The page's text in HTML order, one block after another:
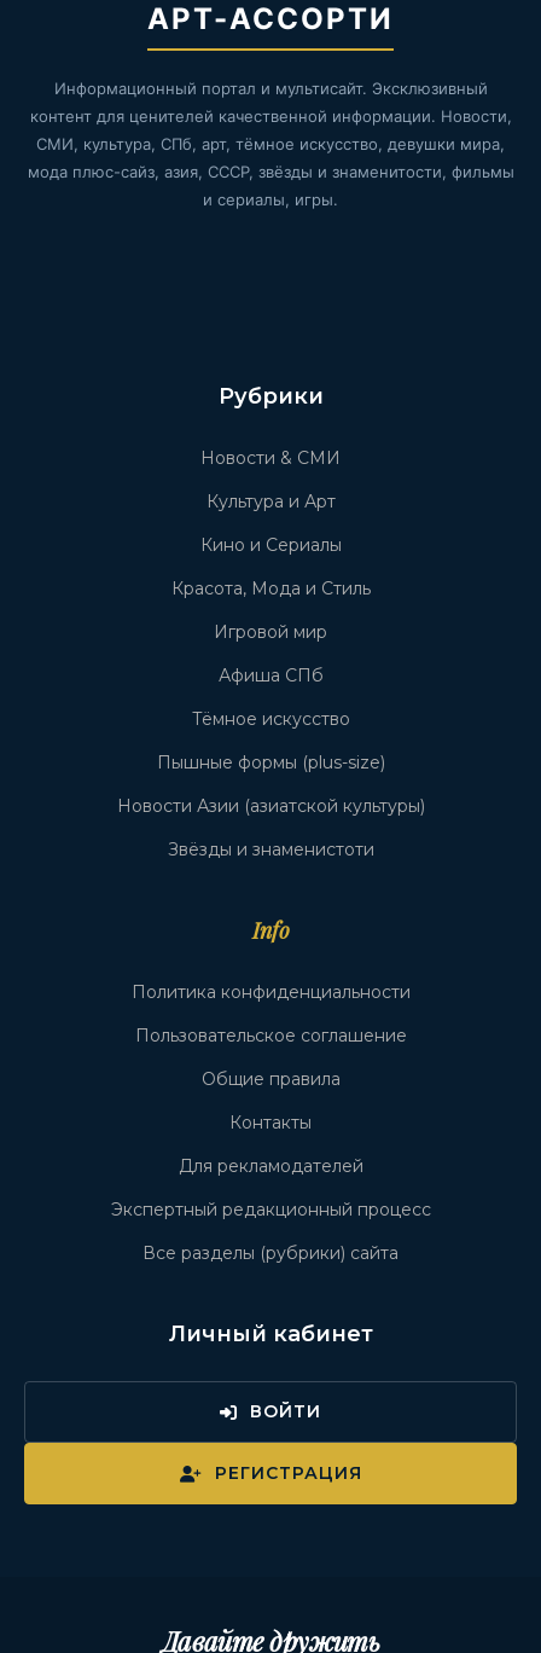
АРТ-АССОРТИ
Информационный портал и мультисайт. Эксклюзивный
контент для ценителей качественной информации. Новости,
СМИ, культура, СПб, арт, тёмное искусство, девушки мира,
мода плюс-сайз, азия, СССР, звёзды и знаменитости, фильмы
и сериалы, игры.
Рубрики
Новости & СМИ
Культура и Арт
Кино и Сериалы
Красота, Мода и Стиль
Игровой мир
Афиша СПб
Тёмное искусство
Пышные формы (plus-size)
Новости Азии (азиатской культуры)
Звёзды и знаменистоти
Info
Политика конфиденциальности
Пользовательское соглашение
Общие правила
Контакты
Для рекламодателей
Экспертный редакционный процесс
Все разделы (рубрики) сайта
Личный кабинет
ВОЙТИ
РЕГИСТРАЦИЯ
Давайте дружить